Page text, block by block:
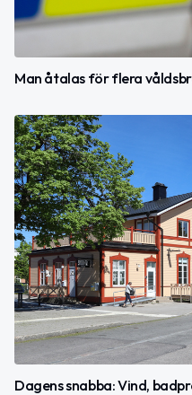
Man åtalas för flera
Dagens snabba: Vind,